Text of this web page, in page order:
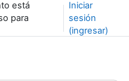
está
para
Iniciar
sesión
(ingresar)